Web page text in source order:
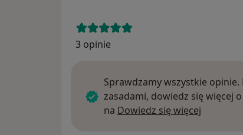
3 opinie
Sprawdzamy wszystkie
zasadami, dowiedz się więcej
na Dowiedz się więcej